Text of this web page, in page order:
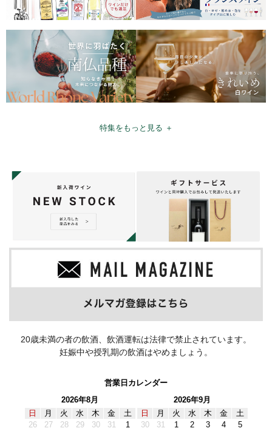
特集をもっと見る ＋
20歳未満の者の飲酒、飲酒運転は法律で禁止されています。
妊娠中や授乳期の飲酒はやめましょう。
営業日カレンダー
2026年8月
日
月 火 水 木 金
土
26
27 28 29 30 31
1
2026年9月
日
月 火 水 木 金
土
30
31 1 2 3 4
5